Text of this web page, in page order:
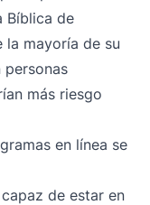
Bíblica de
la mayoría de su
personas
más riesgo
en línea se
de estar en